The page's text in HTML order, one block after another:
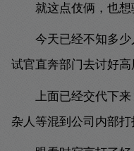
就这点伎俩，也想
今天已经不知多
试官直奔部门去讨好高
上面已经交代下
杂人等混到公司内部打